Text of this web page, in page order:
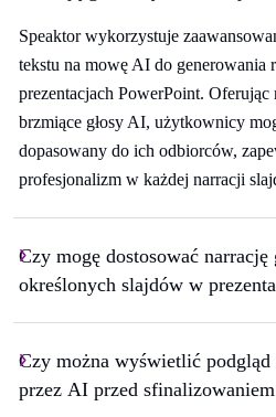
Speaktor wykorzystuje
tekstu na mowę AI do generowania
prezentacjach PowerPoint. Oferując
brzmiące głosy AI, użytkownicy
dopasowany do ich odbiorców,
profesjonalizm w każdej narracji
Czy mogę dostosować narrację
określonych slajdów w
Czy można wyświetlić podgląd
przez AI przed